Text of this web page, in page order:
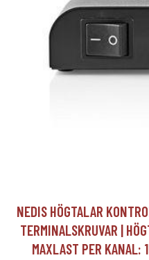
NEDIS HÖGTALAR
TERMINALSKRUVAR |
MAXLAST PER KANAL: